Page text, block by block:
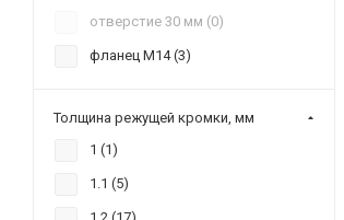
чугун (
отверстие 30 мм (0)
фланец М14 (3)
Толщина режущей кромки, мм
1 (1)
1.1 (5)